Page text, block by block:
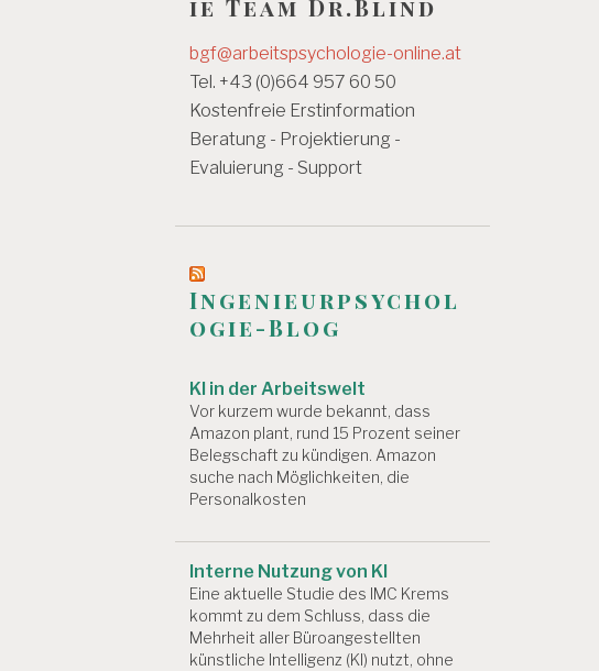
ie Team Dr.Blind
bgf@arbeitspsychologie-online.at
Tel. +43 (0)664 957 60 50
Kostenfreie Erstinformation
Beratung - Projektierung -
Evaluierung - Support
Ingenieurpsychol
ogie-Blog
KI in der Arbeitswelt
Vor kurzem wurde bekannt, dass
Amazon plant, rund 15 Prozent seiner
Belegschaft zu kündigen. Amazon
suche nach Möglichkeiten, die
Personalkosten
Interne Nutzung von KI
Eine aktuelle Studie des IMC Krems
kommt zu dem Schluss, dass die
Mehrheit aller Büroangestellten
künstliche Intelligenz (KI) nutzt, ohne